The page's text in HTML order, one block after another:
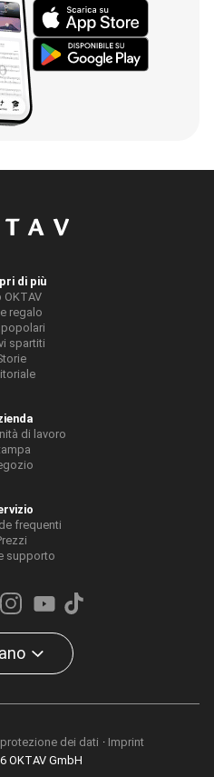
di più
OKTAV
regalo
popolari
spartiti
di lavoro
frequenti
supporto
dei dati
Imprint
OKTAV GmbH